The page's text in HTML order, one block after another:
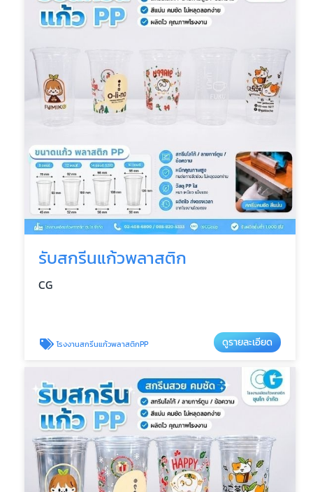
รับสกรีนแก้วพลาสติก
CG
โรงงานสกรีนแก้วพลาสติกPP ดูรายละเอียด